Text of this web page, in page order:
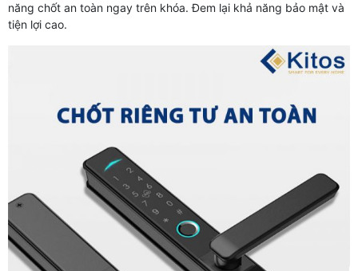
năng chốt an toàn ngay trên khóa. Đem lại khả năng bảo mật và
tiện lợi cao.